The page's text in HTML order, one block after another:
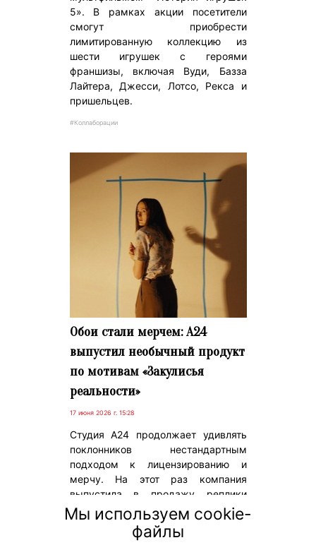
5». В рамках акции посетители
смогут приобрести
лимитированную коллекцию из
шести игрушек с героями
франшизы, включая Вуди, Базза
Лайтера, Джесси, Лотсо, Рекса и
пришельцев.
#Коллаборации
Обои стали мерчем: A24
выпустил необычный продукт
по мотивам «Закулисья
реальности»
17 июня 2026 г. 15:28
Студия A24 продолжает удивлять
поклонников нестандартным
подходом к лицензированию и
мерчу. На этот раз компания
выпустила в продажу реплики
культовых желтых обоев из фильма
«Закулисье реальности» – одного
из ключевых визуальных
Мы используем cookie-
файлы